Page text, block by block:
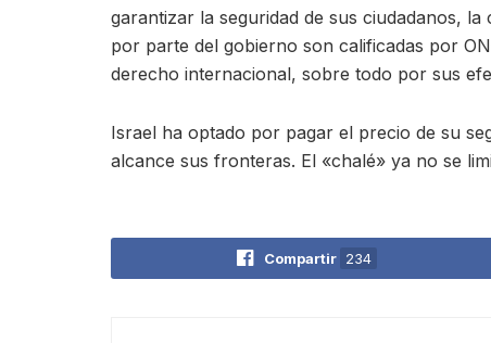
garantizar la seguridad de sus ciudadanos,
por parte del gobierno son calificadas por
derecho internacional, sobre todo por sus
Israel ha optado por pagar el precio de su
alcance sus fronteras. El «chalé» ya no se
Compartir 234